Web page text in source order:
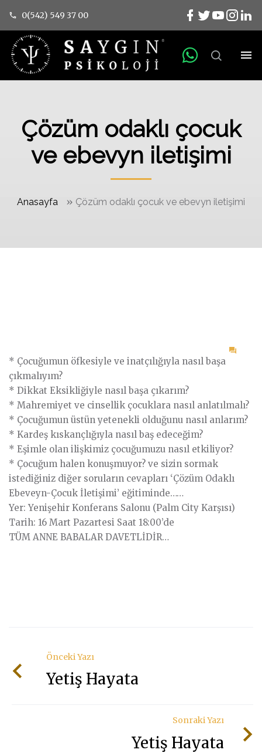
0(542) 549 37 00
Çözüm odaklı çocuk
ve ebevyn iletişimi
Anasayfa » Çözüm odaklı çocuk ve ebevyn iletişimi
ve
* Çocuğumun öfkesiyle ve inatçılığıyla nasıl başa
çıkmalıyım?
* Dikkat Eksikliğiyle nasıl başa çıkarım?
* Mahremiyet ve cinsellik çocuklara nasıl anlatılmalı?
* Çocuğumun üstün yetenekli olduğunu nasıl anlarım?
* Kardeş kıskançlığıyla nasıl baş edeceğim?
* Eşimle olan ilişkimiz çocuğumuzu nasıl etkiliyor?
* Çocuğum halen konuşmuyor? ve sizin sormak
istediğiniz diğer soruların cevapları ‘Çözüm Odaklı
Ebeveyn-Çocuk İletişimi’ eğitiminde……
Yer: Yenişehir Konferans Salonu (Palm City Karşısı)
Tarih: 16 Mart Pazartesi Saat 18:00’de
TÜM ANNE BABALAR DAVETLİDİR…
Önceki Yazı
Yetiş Hayata
Sonraki Yazı
Yetiş Hayata